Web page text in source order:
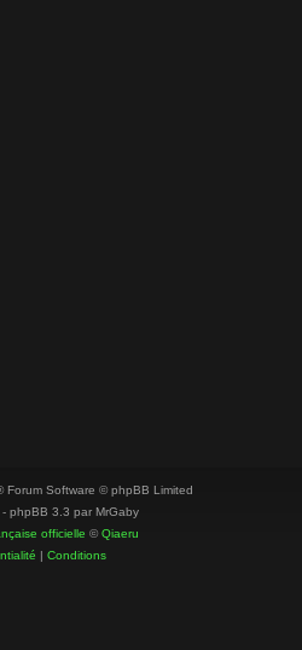
Forum Software © phpBB Limited
- phpBB 3.3 par MrGaby
officielle ©Qiaeru
| Conditions